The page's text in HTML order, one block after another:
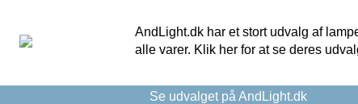
AndLight.dk har et stort udvalg af
alle varer. Klik her for at se deres
Se udvalget på AndLight.dk